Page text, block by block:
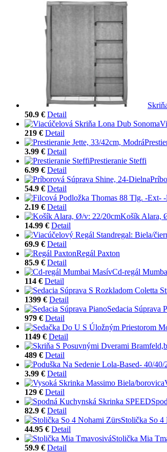
50.9 € Detail
219 € Detail
3.99 € Detail
Prestieranie Steffi
6.99 € Detail
54.9 € Detail
2.19 € Detail
Košík Alara,
14.99 € Detail
69.9 € Detail
Regál Paxton
85.9 € Detail
Cd-regál
114 € Detail
1399 € Detail
Sedacia Súprava
979 € Detail
1149 € Detail
489 € Detail
3.99 € Detail
129 € Detail
82.9 € Detail
Stolička So 4
44.95 € Detail
Stolička Mia
59.9 € Detail